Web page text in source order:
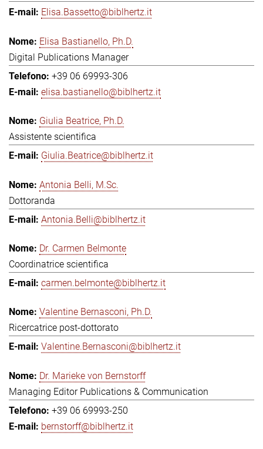
Elisa.Bassetto@biblhertz.it
Elisa Bastianello, Ph.D.
Digital Publications Manager
+39 06 69993-306
elisa.bastianello@biblhertz.it
Giulia Beatrice, Ph.D.
Assistente scientifica
Giulia.Beatrice@biblhertz.it
Antonia Belli, M.Sc.
Dottoranda
Antonia.Belli@biblhertz.it
Dr. Carmen Belmonte
Coordinatrice scientifica
carmen.belmonte@biblhertz.it
Valentine Bernasconi, Ph.D.
Ricercatrice post-dottorato
Valentine.Bernasconi@biblhertz.it
Dr. Marieke von Bernstorff
Managing Editor Publications & Communication
+39 06 69993-250
bernstorff@biblhertz.it